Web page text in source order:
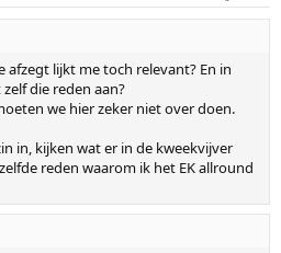
EK gaan. Berichten over welke
index.ph...aatsen-welke-
lijkt me toch relevant? En in
die reden aan?
we hier zeker niet over doen.
in, kijken wat er in de kweekvijver
reden waarom ik het EK allround